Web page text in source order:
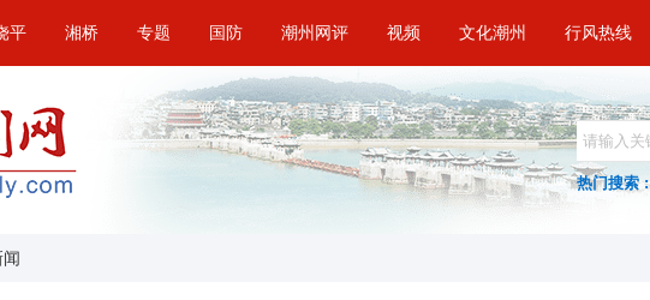
平 湘桥 专题 国防 潮州网评 视频 文化潮州 行风热线
热门搜索 :